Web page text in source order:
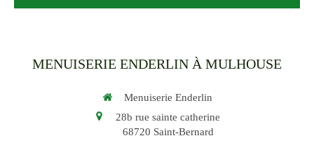
MENUISERIE ENDERLIN À MULHOUSE
Menuiserie Enderlin
28b rue sainte catherine
68720 Saint-Bernard